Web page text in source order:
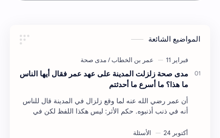
المواضيع الشائعة
مدى صحة زلزلت المدينة على عهد عمر فقال أيها الناس
ما هذا؟ ما أسرع ما أحدثتم
أن عمر رضي الله عنه لما وقع زلزال في المدينة قال للناس
أنه في ذنب أذنبوه. حكم الأثر: ليس هكذا اللفظ لكن في